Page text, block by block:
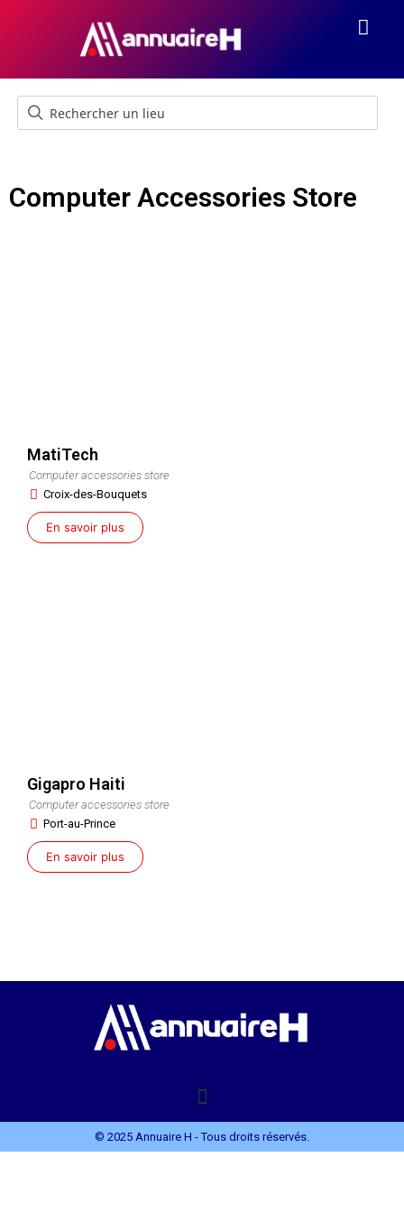
Computer Accessories Store
MatiTech
Computer accessories store
Croix-des-Bouquets
En savoir plus
Gigapro Haiti
Computer accessories store
Port-au-Prince
En savoir plus
© 2025 Annuaire H - Tous droits réservés.